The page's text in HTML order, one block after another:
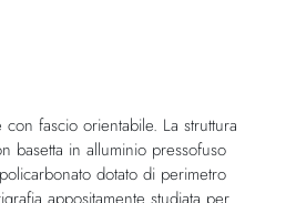
fascio orientabile. La struttura
basetta in alluminio pressofuso
dotato di perimetro